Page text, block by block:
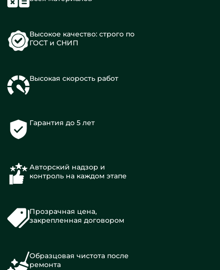
Высокое качество: строго по
ГОСТ и СНИП
Высокая скорость работ
Гарантия до 5 лет
Авторский надзор и
контроль на каждом этапе
Прозрачная цена,
закрепленная договором
Образцовая чистота после
ремонта